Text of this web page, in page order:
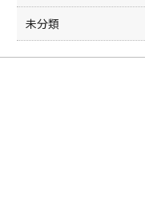
未分類